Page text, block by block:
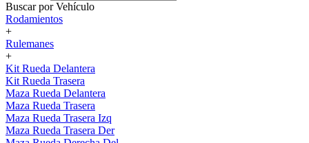
Buscar por Vehículo
Rodamientos
+
Rulemanes
+
Kit Rueda Delantera
Kit Rueda Trasera
Maza Rueda Delantera
Maza Rueda Trasera
Maza Rueda Trasera Izq
Maza Rueda Trasera Der